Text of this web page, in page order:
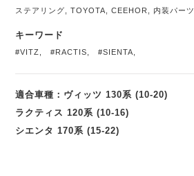
ステアリング ,TOYOTA ,CEEHOR 内装パーツ
キーワード
#VITZ ,#RACTIS ,#SIENTA
適合車種：ヴィッツ 130系 (10-20)
ラクティス 120系 (10-16)
シエンタ 170系 (15-22)